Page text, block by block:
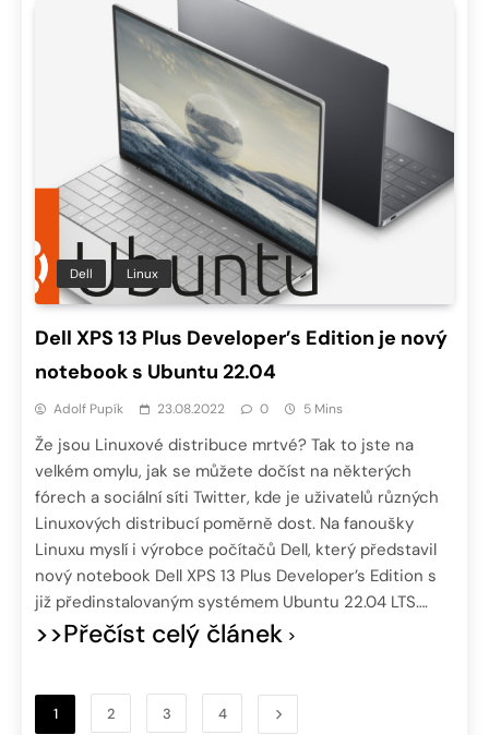
Dell Linux
Dell XPS 13 Plus Developer’s Edition je nový
notebook s Ubuntu 22.04
Adolf Pupík 23.08.2022 0 5 Mins
Že jsou Linuxové distribuce mrtvé? Tak to jste na
velkém omylu, jak se můžete dočíst na některých
fórech a sociální síti Twitter, kde je uživatelů různých
Linuxových distribucí poměrně dost. Na fanoušky
Linuxu myslí i výrobce počítačů Dell, který představil
nový notebook Dell XPS 13 Plus Developer’s Edition s
již předinstalovaným systémem Ubuntu 22.04 LTS….
>>Přečíst celý článek
1 2 3 4